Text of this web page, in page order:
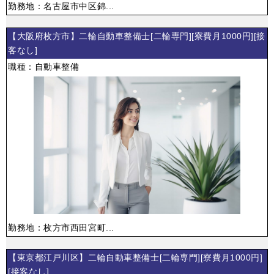
勤務地：名古屋市中区錦...
【大阪府枚方市】二輪自動車整備士[二輪専門][寮費月1000円][接
客なし]
職種：自動車整備
勤務地：枚方市西田宮町...
【東京都江戸川区】二輪自動車整備士[二輪専門][寮費月1000円]
[接客なし]